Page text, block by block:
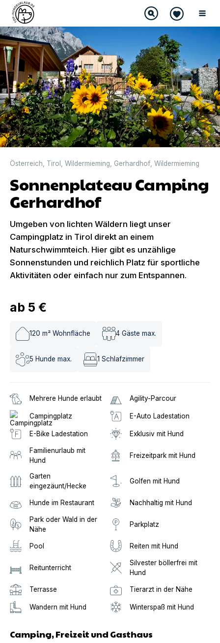
Österreich Tirol Wildermieming Gerhardhof Wildermieming
Sonnenplateau Camping
Gerhardhof
Umgeben von lichten Wäldern liegt unser
Campingplatz in Tirol direkt an einem
Naturschwimmteich. Hier gibt es unzählige
Sonnenstunden und reichlich Platz für sportliche
Aktivitäten oder einfach nur zum Entspannen.
ab 5 €
120 m² Wohnfläche 4 Gäste max.
5 Hunde max. 1 Schlafzimmer
Mehrere Hunde erlaubt Agility-Parcour
Campingplatz E-Auto Ladestation
E-Bike Ladestation Exklusiv mit Hund
Familienurlaub mit
Hund
Freizeitpark mit Hund
Garten
eingezäunt/Hecke
Golfen mit Hund
Hunde im Restaurant Nachhaltig mit Hund
Park oder Wald in der
Nähe
Parkplatz
Pool Reiten mit Hund
Reitunterricht
Silvester böllerfrei mit
Hund
Terrasse Tierarzt in der Nähe
Wandern mit Hund Winterspaß mit Hund
Camping, Freizeit und Gasthaus